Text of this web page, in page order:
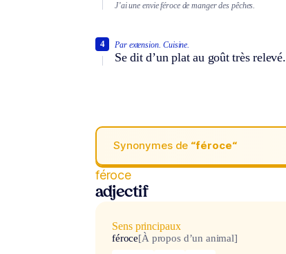
J’ai une envie féroce de manger des pêches.
Par extension. Cuisine.
Se dit d’un plat au goût très relevé.
4
Synonymes de “féroce“
féroce
adjectif
Sens principaux
féroce[À propos d’un animal]